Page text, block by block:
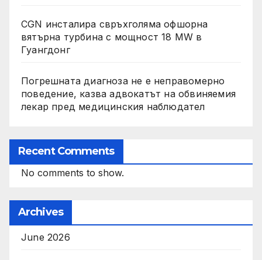
CGN инсталира свръхголяма офшорна
вятърна турбина с мощност 18 MW в
Гуангдонг
Погрешната диагноза не е неправомерно
поведение, казва адвокатът на обвиняемия
лекар пред медицинския наблюдател
Recent Comments
No comments to show.
Archives
June 2026